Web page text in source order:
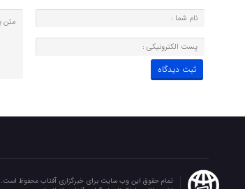
تمام حقوق این وب سایت برای خبرگزاری آفتاب محفوظ است.